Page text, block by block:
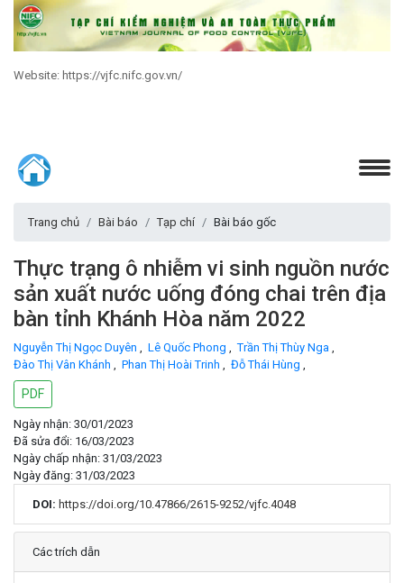
Website: https://vjfc.nifc.gov.vn/
Trang chủ Bài báo Tạp chí Bài báo gốc
Thực trạng ô nhiễm vi sinh nguồn nước
sản xuất nước uống đóng chai trên địa
bàn tỉnh Khánh Hòa năm 2022
Nguyễn Thị Ngọc Duyên , Lê Quốc Phong , Trần Thị Thùy Nga ,
Đào Thị Vân Khánh , Phan Thị Hoài Trinh , Đỗ Thái Hùng ,
PDF
Ngày nhận: 30/01/2023
Đã sửa đổi: 16/03/2023
Ngày chấp nhận: 31/03/2023
Ngày đăng: 31/03/2023
DOI: https://doi.org/10.47866/2615-9252/vjfc.4048
Chi tiết
Các trích dẫn